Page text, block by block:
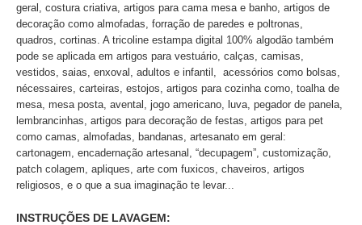
geral, costura criativa, artigos para cama mesa e banho, artigos de
decoração como almofadas, forração de paredes e poltronas,
quadros, cortinas. A tricoline estampa digital 100% algodão também
pode se aplicada em artigos para vestuário, calças, camisas,
vestidos, saias, enxoval, adultos e infantil, acessórios como bolsas,
nécessaires, carteiras, estojos, artigos para cozinha como, toalha de
mesa, mesa posta, avental, jogo americano, luva, pegador de panela,
lembrancinhas, artigos para decoração de festas, artigos para pet
como camas, almofadas, bandanas, artesanato em geral:
cartonagem, encadernação artesanal, “decupagem”, customização,
patch colagem, apliques, arte com fuxicos, chaveiros, artigos
religiosos, e o que a sua imaginação te levar...
INSTRUÇÕES DE LAVAGEM: